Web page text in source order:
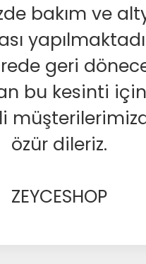
bakım ve
geri
bu kesinti
özür dileriz.
ZEYCESHOP